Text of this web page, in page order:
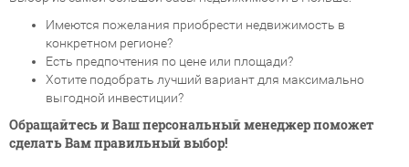
Имеются пожелания приобрести недвижимость в
конкретном регионе?
Есть предпочтения по цене или площади?
Хотите подобрать лучший вариант для максимально
выгодной инвестиции?
Обращайтесь и Ваш персональный менеджер поможет
сделать Вам правильный выбор!